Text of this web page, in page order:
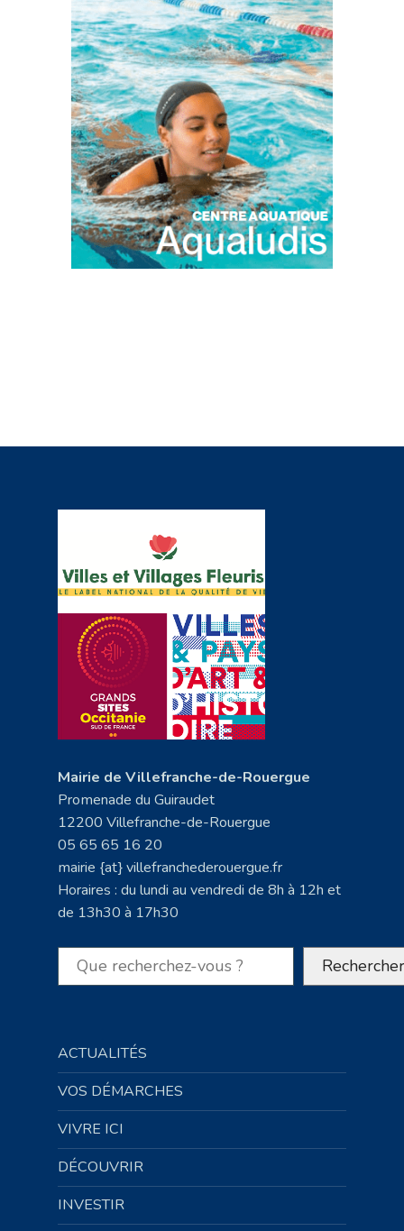
Mairie de Villefranche-de-Rouergue
Promenade du Guiraudet
12200 Villefranche-de-Rouergue
05 65 65 16 20
mairie {at} villefranchederouergue.fr
Horaires : du lundi au vendredi de 8h à 12h et
de 13h30 à 17h30
Rechercher Rechercher
ACTUALITÉS
VOS DÉMARCHES
VIVRE ICI
DÉCOUVRIR
INVESTIR